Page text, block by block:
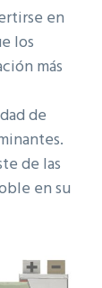
en
los
más
de
de las
en su